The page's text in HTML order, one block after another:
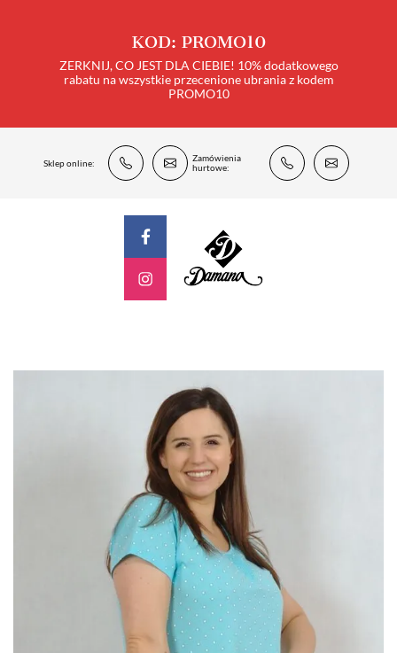
KOD: PROMO10
ZERKNIJ, CO JEST DLA CIEBIE! 10% dodatkowego
rabatu na wszystkie przecenione ubrania z kodem
PROMO10
Sklep online:
Zamówienia
hurtowe: